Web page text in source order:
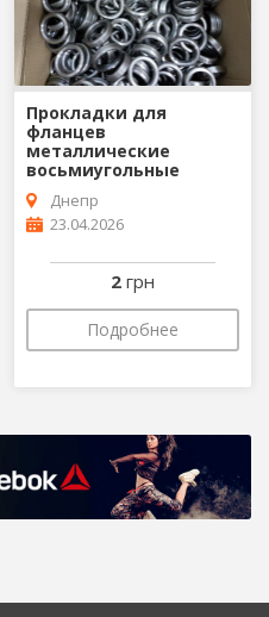
Прокладки для
фланцев
металлические
восьмиугольные
Днепр
23.04.2026
2 грн
Подробнее